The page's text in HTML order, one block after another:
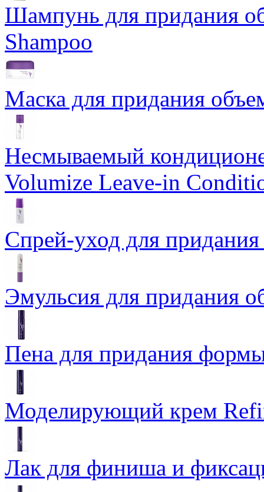
Шампунь для придания
Shampoo
Маска для придания
Несмываемый
Volumize Leave-in
Спрей-уход для
Эмульсия для придания
Пена для придания
Моделирующий крем
Лак для финиша и